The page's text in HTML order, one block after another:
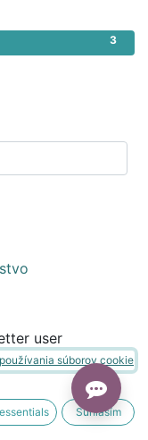
3
user
súborov cookie
Súhlasím